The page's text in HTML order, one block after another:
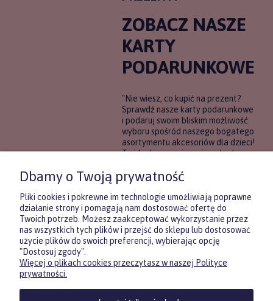
ZOBACZ NASZE
KARTY
PODARUNKOWE
"Nie wiesz, co kupić na prezent?
Sprawdź nasze karty podarunkowe
i podaruj swoim bliskim możliwość
wyboru spośród naszego bogatego
asortymentu akcesoriów dla dzieci!
To idealne rozwiązanie, gdy chcesz
pewności, co będzie najbardziej
trafione.
DOWIEDZ SIĘ WIĘCEJ
Dbamy o Twoją prywatność
Pliki cookies i pokrewne im technologie umożliwiają poprawne
działanie strony i pomagają nam dostosować ofertę do
Twoich potrzeb. Możesz zaakceptować wykorzystanie przez
nas wszystkich tych plików i przejść do sklepu lub dostosować
użycie plików do swoich preferencji, wybierając opcję
"Dostosuj zgody".
Więcej o plikach cookies przeczytasz w naszej Polityce
prywatności.
Zasubskrybuj nasz newsletter
i otrzymaj5% rabatu na pierwszyzakup.